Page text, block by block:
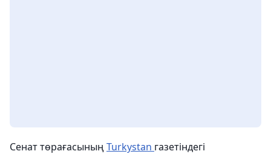
Сенат төрағасының Turkystan газетіндегі